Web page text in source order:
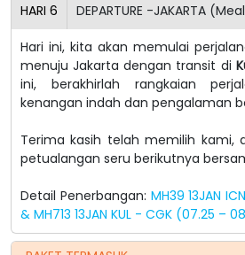
HARI 6 DEPARTURE -JAKARTA
Hari ini, kita akan memulai
menuju Jakarta dengan transit di
ini, berakhirlah rangkaian
kenangan indah dan pengalaman
Terima kasih telah memilih kami,
petualangan seru berikutnya
Detail Penerbangan: MH39 13JAN
& MH713 13JAN KUL - CGK (07.25 –